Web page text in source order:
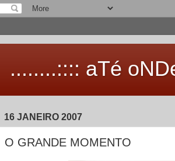
........:::: aTé
16 JANEIRO 2007
O GRANDE MOMENTO